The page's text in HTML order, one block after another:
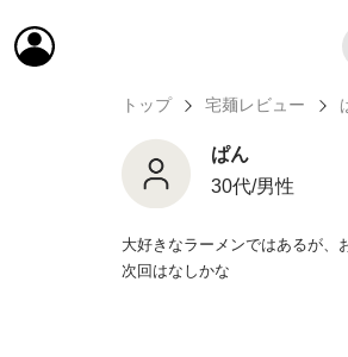
トップ 宅麺レビュー
ぱん
30代/男性
大好きなラーメンではあるが、
次回はなしかな